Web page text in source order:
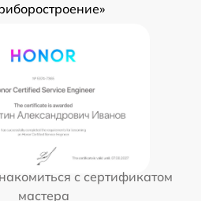
с сертификатом
мастера